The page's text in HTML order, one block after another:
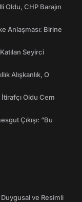
Oldu, CHP Barajın
Anlaşması: Birine
Seyirci
Alışkanlık, O
İtirafçı Oldu Cem
Çıkışı: “Bu
ve Resimli